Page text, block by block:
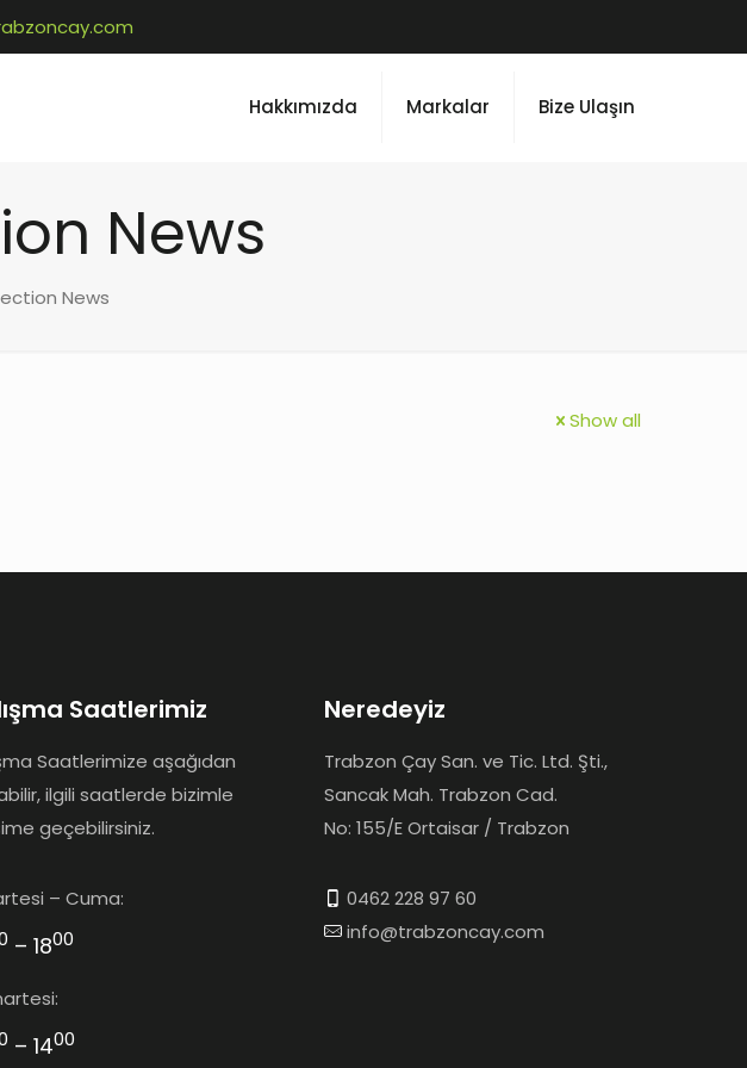
Hakkımızda Markalar Bize Ulaşın
News
News
Show all
Saatlerimiz
Saatlerimize aşağıdan
ilgili saatlerde bizimle
geçebilirsiniz.
– Cuma:
– 1800
– 1400
Neredeyiz
Trabzon Çay San. ve Tic. Ltd. Şti.,
Sancak Mah. Trabzon Cad.
No: 155/E Ortaisar / Trabzon
0462 228 97 60
info@trabzoncay.com